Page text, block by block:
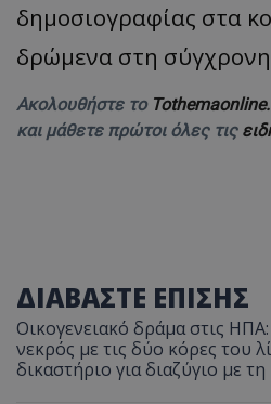
δημοσιογραφίας στα
δρώμενα στη
Ακολουθήστε το
και μάθετε πρώτοι όλες τις
ΔΙΑΒΑΣΤΕ ΕΠΙΣΗΣ
Οικογενειακό δράμα στις
νεκρός με τις δύο κόρες του
δικαστήριο για διαζύγιο με